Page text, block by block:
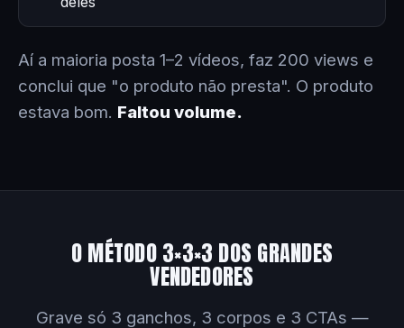
Aí a maioria posta 1–2 vídeos, faz 200 views e
conclui que "o produto não presta". O produto
estava bom. Faltou volume.
O MÉTODO 3×3×3 DOS GRANDES
VENDEDORES
Grave só 3 ganchos, 3 corpos e 3 CTAs —